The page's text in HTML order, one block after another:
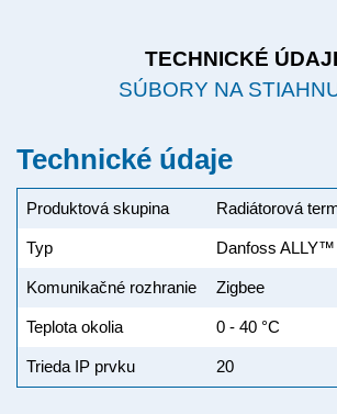
TECHNICKÉ
SÚBORY NA
Technické údaje
Produktová skupina Radiátorová
Typ Danfoss ALLY™
Komunikačné rozhranie Zigbee
Teplota okolia 0 - 40 °C
Trieda IP prvku 20